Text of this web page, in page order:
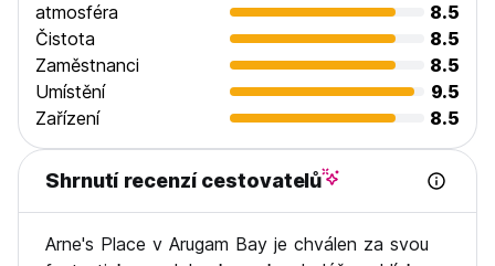
atmosféra
8.5
Čistota
8.5
Zaměstnanci
8.5
Umístění
9.5
Zařízení
8.5
Shrnutí recenzí cestovatelů
Arne's Place v Arugam Bay je chválen za svou